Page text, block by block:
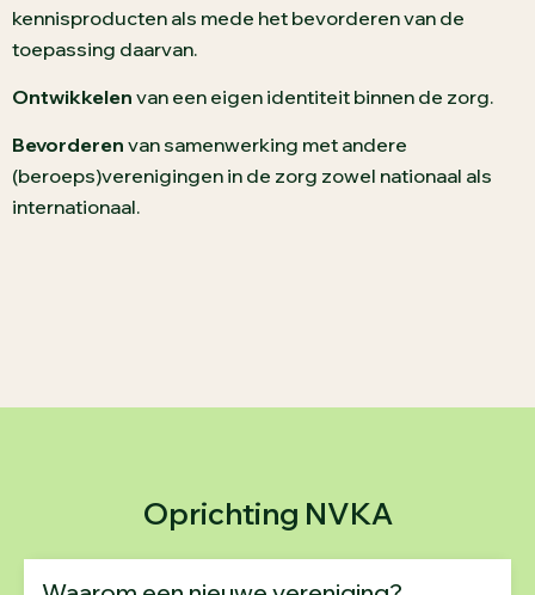
kennisproducten als mede het bevorderen van de
toepassing daarvan.
Ontwikkelen van een eigen identiteit binnen de zorg.
Bevorderen van samenwerking met andere
(beroeps)verenigingen in de zorg zowel nationaal als
internationaal.
Oprichting NVKA